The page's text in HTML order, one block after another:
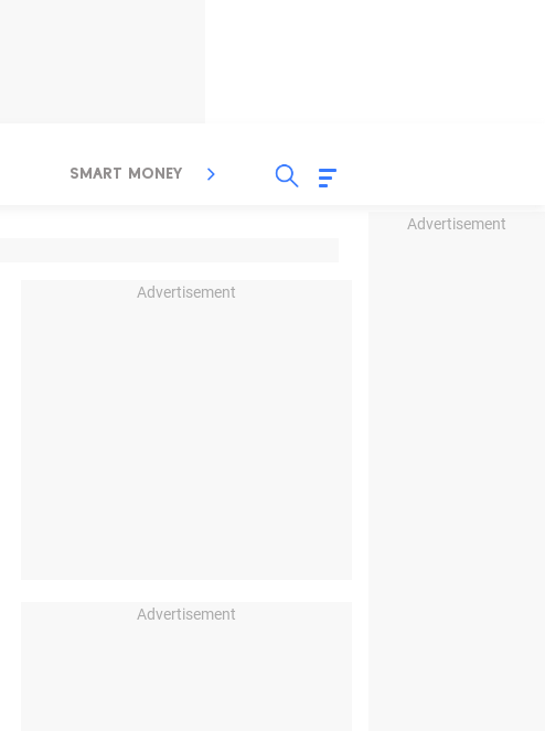
Advertisement
SMART MONEY INSPIRASI BISNIS
Advertisement
Advertisement